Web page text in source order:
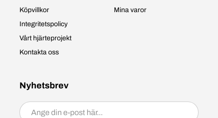
Köpvillkor
Integritetspolicy
Vårt hjärteprojekt
Kontakta oss
Mina varor
Nyhetsbrev